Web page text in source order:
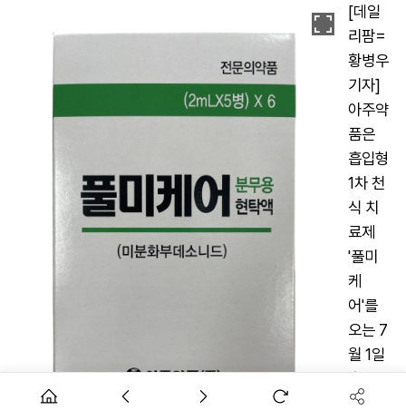
[데일
리팜=
황병우
기자]
아주약
품은
흡입형
1차 천
식 치
료제
'풀미
케
어'를
오는 7
월 1일
출시한
다고